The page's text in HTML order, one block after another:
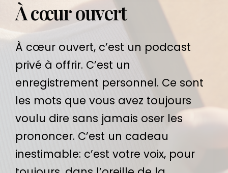
À cœur ouvert
À cœur ouvert, c’est un podcast
privé à offrir. C’est un
enregistrement personnel. Ce sont
les mots que vous avez toujours
voulu dire sans jamais oser les
prononcer. C’est un cadeau
inestimable: c’est votre voix, pour